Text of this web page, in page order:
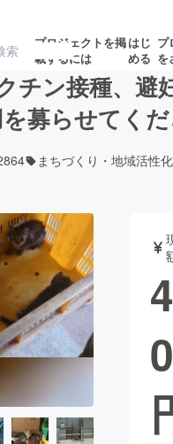
プロジェクトを掲
載するには
はじ
める
プ
を
ジェクト
募集終了が近
ロジェクト
写真
ジー・ガジェット
画
・起業
り・地域活性化
チン接種、避
募らせてくだ
まちづくり・地域活性化